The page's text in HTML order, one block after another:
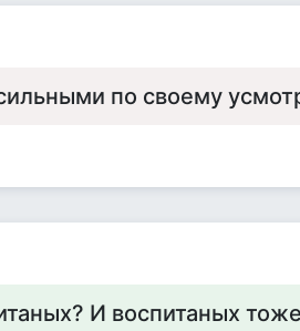
по своему
И воспитаных